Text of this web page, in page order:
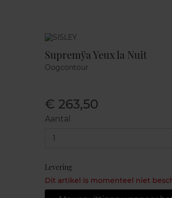
Marque
Supremÿa Yeux la Nuit
Oogcontour
€ 263,50
Aantal
1
Levering
Dit artikel is momenteel niet